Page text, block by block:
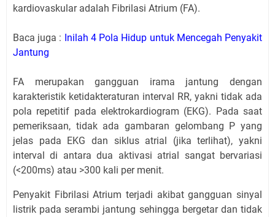
kardiovaskular adalah Fibrilasi Atrium (FA).
Baca juga : Inilah 4 Pola Hidup untuk Mencegah Penyakit
Jantung
FA merupakan gangguan irama jantung dengan
karakteristik ketidakteraturan interval RR, yakni tidak ada
pola repetitif pada elektrokardiogram (EKG). Pada saat
pemeriksaan, tidak ada gambaran gelombang P yang
jelas pada EKG dan siklus atrial (jika terlihat), yakni
interval di antara dua aktivasi atrial sangat bervariasi
(<200ms) atau >300 kali per menit.
Penyakit Fibrilasi Atrium terjadi akibat gangguan sinyal
listrik pada serambi jantung sehingga bergetar dan tidak